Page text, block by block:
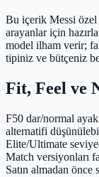
Bu içerik Messi özel
arayanlar için
model ilham verir;
tipiniz ve bütçeniz
Fit, Feel ve
F50 dar/normal
alternatifi
Elite/Ultimate
Match versiyonları
Satın almadan